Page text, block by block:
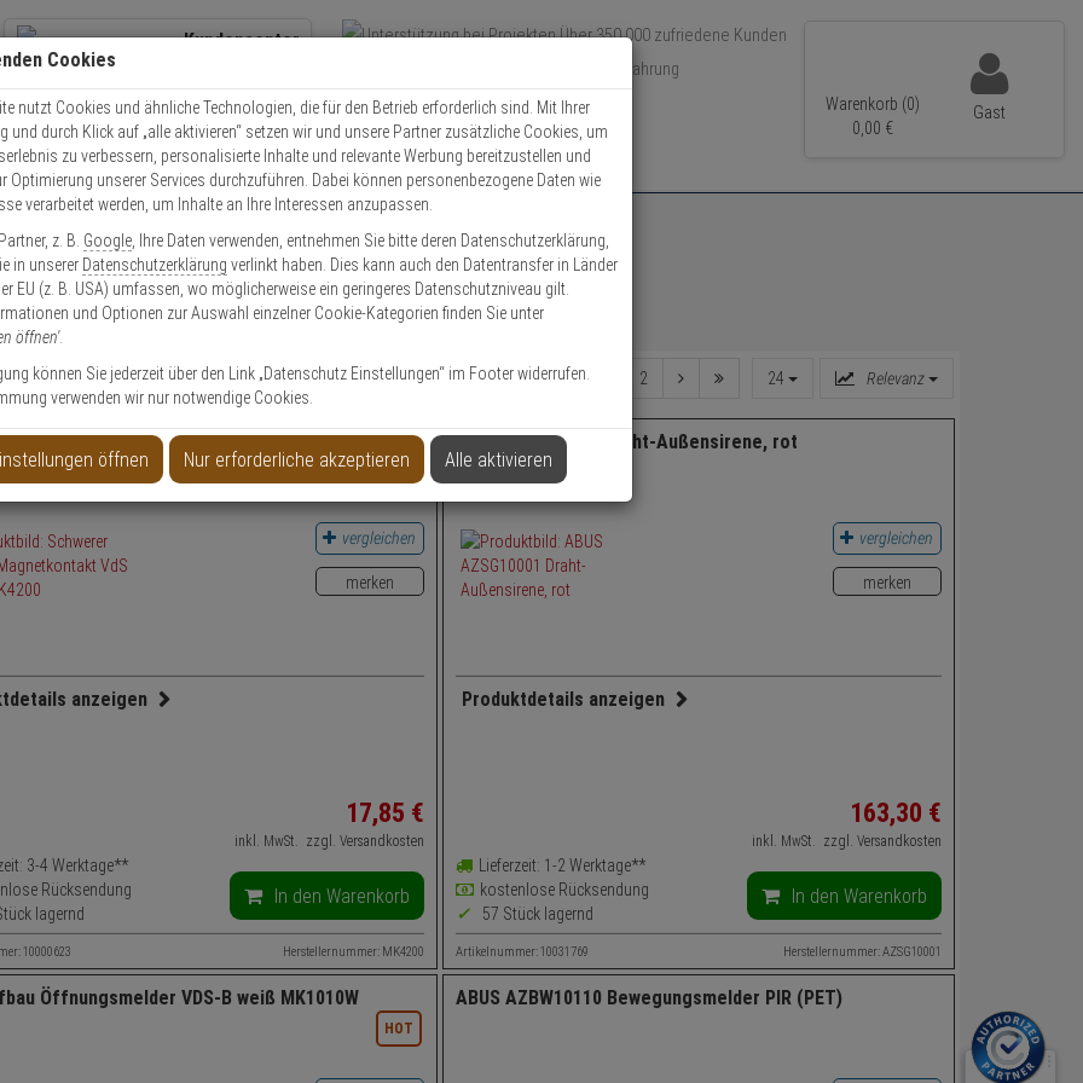
Kundencenter
Kontaktservice nutzen
Mo. - Do.: 8:00 - 16:30 Fr. 8:00 - 14:00 Uhr
Über 350.000 zufriedene Kunden
Über 15 Jahre Erfahrung
Schneller Versand
Warenkorb (0)
0, 00 €
Gast
Terxon Terxon Alarmkontakte
2 24 Relevanz
Aufbau-Magnetkontakt VdS ABUS MK4200
vergleichen
merken
anzeigen
Magnetfeldmessung
Reed-Kontakt
17,85 €
inkl. MwSt. zzgl. Versandkosten
3-4 Werktage**
Rücksendung
lagernd
In den Warenkorb
10000623 Herstellernummer: MK4200
ABUS AZSG10001 Draht-Außensirene, rot
vergleichen
merken
Produktdetails anzeigen
Funktionen:Sabotageüberwachung, Spannungsüberwachung
163,30 €
inkl. MwSt. zzgl. Versandkosten
Lieferzeit: 1-2 Werktage**
kostenlose Rücksendung
57 Stück lagernd
In den Warenkorb
Artikelnummer: 10031769 Herstellernummer: AZSG10001
Öffnungsmelder VDS-B weiß MK1010W
TOPSELLER
HOT
ABUS AZBW10110 Bewegungsmelder PIR (PET)
Cookies
nutzt Cookies und ähnliche Technologien, die für den Betrieb erforderlich sind. Mit Ihrer
und durch Klick auf „alle aktivieren“ setzen wir und unsere Partner zusätzliche Cookies, um
zu verbessern, personalisierte Inhalte und relevante Werbung bereitzustellen und
Optimierung unserer Services durchzuführen. Dabei können personenbezogene Daten wie
verarbeitet werden, um Inhalte an Ihre Interessen anzupassen.
z. B. Google , Ihre Daten verwenden, entnehmen Sie bitte deren Datenschutzerklärung,
in unserer Datenschutzerklärung verlinkt haben. Dies kann auch den Datentransfer in Länder
EU (z. B. USA) umfassen, wo möglicherweise ein geringeres Datenschutzniveau gilt.
und Optionen zur Auswahl einzelner Cookie-Kategorien finden Sie unter
öffnen'.
können Sie jederzeit über den Link „Datenschutz Einstellungen“ im Footer widerrufen.
verwenden wir nur notwendige Cookies.
öffnen Nur erforderliche akzeptieren Alle aktivieren